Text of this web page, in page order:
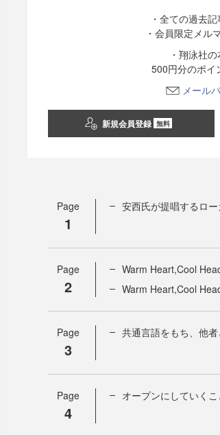
・全ての過去
・会員限定メル
・翔泳社
500円分のポイ
メール
新規会員登録 無料
Page
1
安西氏が提唱するロ
Page
2
Warm Heart,Cool
Warm Heart,Cool
Page
3
共通言語をもち、他
Page
4
オープンにしていく